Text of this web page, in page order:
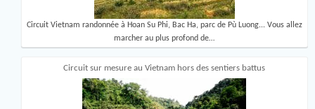
Circuit Vietnam randonnée à Hoan Su Phi, Bac Ha, parc de Pù Luong... Vous allez
marcher au plus profond de…
Circuit sur mesure au Vietnam hors des sentiers battus